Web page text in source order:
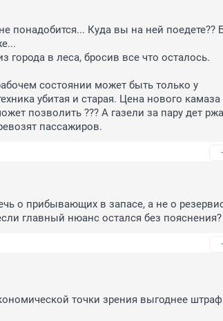
понадобится... Куда вы на ней поедете??
города в леса, бросив все что осталось.
состоянии может быть только у
убитая и старая. Цена нового
позволить ??? А газели за пару дет
пассажиров.
о прибывающих в запасе, а не о
главный нюанс остался без пояснения?
точки зрения выгоднее штраф